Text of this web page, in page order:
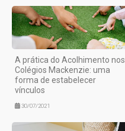
A prática do Acolhimento nos
Colégios Mackenzie: uma
forma de estabelecer
vínculos
30/07/2021